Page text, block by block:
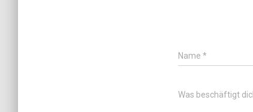
Name *
Was beschäftigt